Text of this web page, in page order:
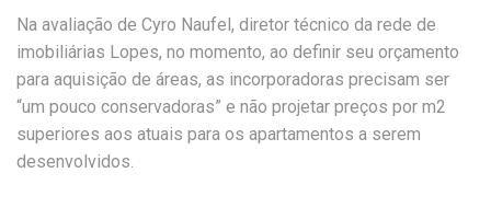
Na avaliação de Cyro Naufel, diretor técnico da rede de
imobiliárias Lopes, no momento, ao definir seu orçamento
para aquisição de áreas, as incorporadoras precisam ser
“um pouco conservadoras” e não projetar preços por m2
superiores aos atuais para os apartamentos a serem
desenvolvidos.